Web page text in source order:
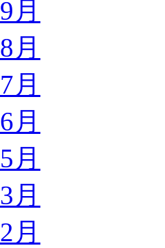
月
月
月
月
月
月
月